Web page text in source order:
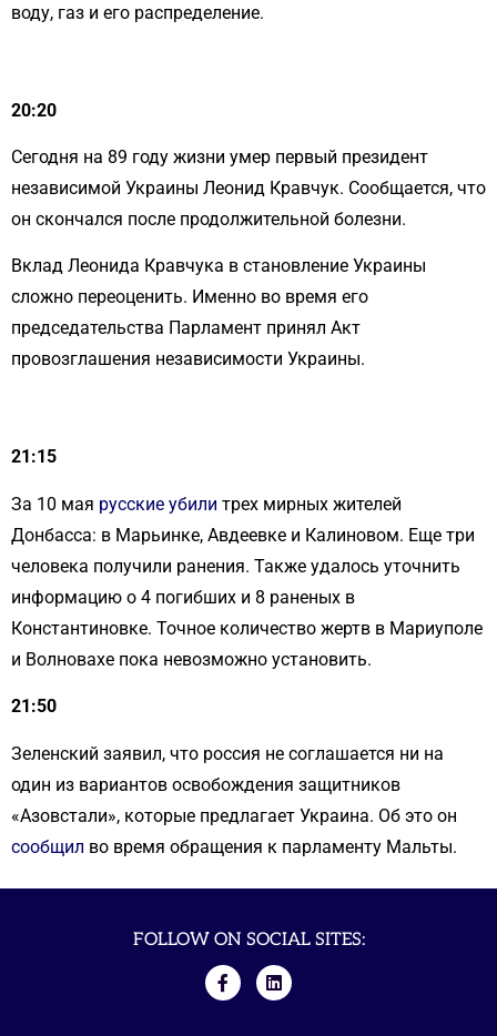
воду, газ и его распределение.
20:20
Сегодня на 89 году жизни умер первый президент
независимой Украины Леонид Кравчук. Сообщается, что
он скончался после продолжительной болезни.
Вклад Леонида Кравчука в становление Украины
сложно переоценить. Именно во время его
председательства Парламент принял Акт
провозглашения независимости Украины.
21:15
За 10 мая русские убили трех мирных жителей
Донбасса: в Марьинке, Авдеевке и Калиновом. Еще три
человека получили ранения. Также удалось уточнить
информацию о 4 погибших и 8 раненых в
Константиновке. Точное количество жертв в Мариуполе
и Волновахе пока невозможно установить.
21:50
Зеленский заявил, что россия не соглашается ни на
один из вариантов освобождения защитников
«Азовстали», которые предлагает Украина. Об это он
сообщил во время обращения к парламенту Мальты.
FOLLOW ON SOCIAL SITES: